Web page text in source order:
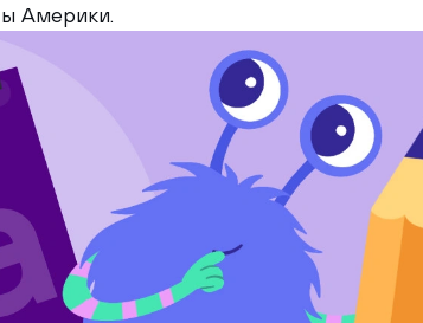
Америки.